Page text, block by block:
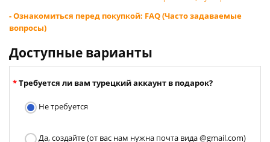
- Ознакомиться перед покупкой: FAQ (Часто задаваемые
вопросы)
Доступные варианты
Требуется ли вам турецкий аккаунт в подарок?
Не требуется
Да, создайте (от вас нам нужна почта вида @gmail.com)